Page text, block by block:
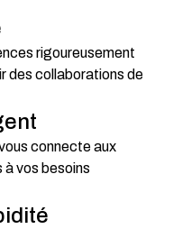
rigoureusement
des collaborations de
connecte aux
vos besoins